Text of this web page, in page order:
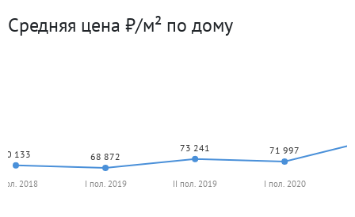
Средняя цена ₽/м² по дому
70 133 68 872
73 241 71 997
2018 I пол. 2019 II пол. 2019 I пол. 2020